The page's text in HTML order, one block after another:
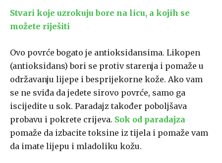
Stvari koje uzrokuju bore na licu, a kojih se
možete riješiti
Ovo povrće bogato je antioksidansima. Likopen
(antioksidans) bori se protiv starenja i pomaže u
održavanju lijepe i besprijekorne kože. Ako vam
se ne sviđa da jedete sirovo povrće, samo ga
iscijedite u sok. Paradajz također poboljšava
probavu i pokrete crijeva. Sok od paradajza
pomaže da izbacite toksine iz tijela i pomaže vam
da imate lijepu i mladoliku kožu.